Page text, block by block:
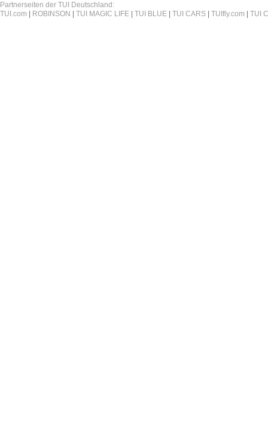
Partnerseiten der TUI Deutschland:
TUI.com
ROBINSON TUI MAGIC LIFE TUI BLUE TUI CARS TUIfly.com TUI